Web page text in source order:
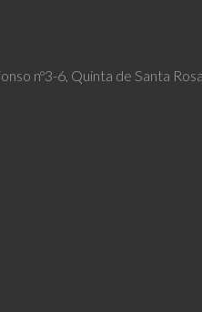
nº3-6, Quinta de Santa